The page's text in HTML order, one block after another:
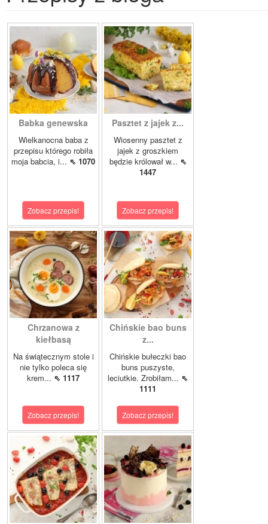
Babka genewska
Wielkanocna baba z
przepisu którego robiła
moja babcia, i... ⇖ 1070
Zobacz przepis!
Pasztet z jajek z...
Wiosenny pasztet z
jajek z groszkiem
będzie królował w... ⇖
1447
Zobacz przepis!
Chrzanowa z
kiełbasą
Na świątecznym stole i
nie tylko poleca się
krem... ⇖ 1117
Zobacz przepis!
Chińskie bao buns
z...
Chińskie bułeczki bao
buns puszyste,
leciutkie. Zrobiłam... ⇖
1111
Zobacz przepis!